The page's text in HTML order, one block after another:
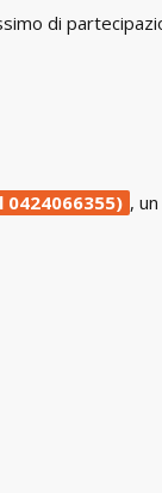
di
0424066355) ,